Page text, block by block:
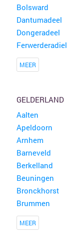
Bolsward
Dantumadeel
Dongeradeel
Ferwerderadiel
MEER
GELDERLAND
Aalten
Apeldoorn
Arnhem
Barneveld
Berkelland
Beuningen
Bronckhorst
Brummen
MEER